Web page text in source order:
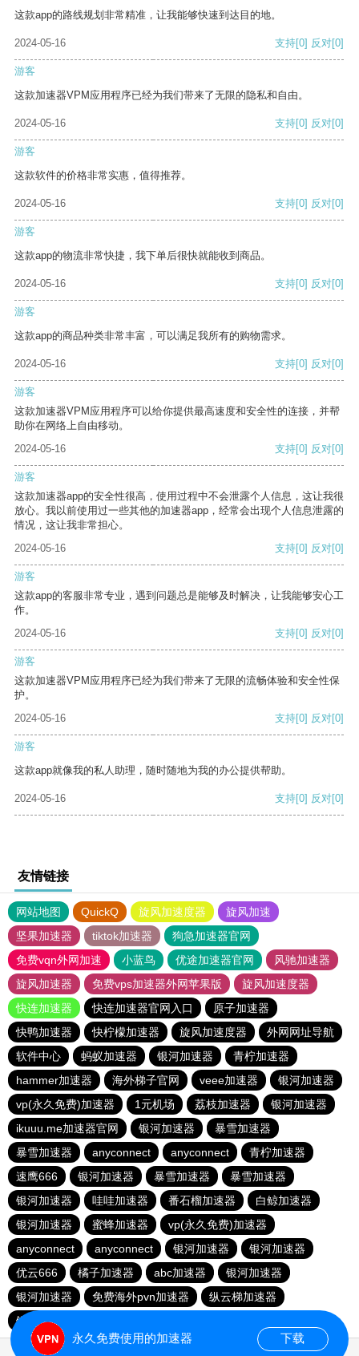
这款app的路线规划非常精准，让我能够快速到达目的地。
2024-05-16 支持[0] 反对[0]
游客
这款加速器VPM应用程序已经为我们带来了无限的隐私和自由。
2024-05-16 支持[0] 反对[0]
游客
这款软件的价格非常实惠，值得推荐。
2024-05-16 支持[0] 反对[0]
游客
这款app的物流非常快捷，我下单后很快就能收到商品。
2024-05-16 支持[0] 反对[0]
游客
这款app的商品种类非常丰富，可以满足我所有的购物需求。
2024-05-16 支持[0] 反对[0]
游客
这款加速器VPM应用程序可以给你提供最高速度和安全性的连接，并帮
助你在网络上自由移动。
2024-05-16
支持[0] 反对[0]
游客
这款加速器app的安全性很高，使用过程中不会泄露个人信息，这让我很
放心。我以前使用过一些其他的加速器app，经常会出现个人信息泄露的
情况，这让我非常担心。
2024-05-16
支持[0] 反对[0]
游客
这款app的客服非常专业，遇到问题总是能够及时解决，让我能够安心工
作。
2024-05-16
支持[0] 反对[0]
游客
这款加速器VPM应用程序已经为我们带来了无限的流畅体验和安全性保
护。
2024-05-16
支持[0] 反对[0]
游客
这款app就像我的私人助理，随时随地为我的办公提供帮助。
2024-05-16 支持[0] 反对[0]
友情链接
网站地图 QuickQ 旋风加速度器
旋风加速
坚果加速器
tiktok加速器
狗急加速器官网
免费vqn外网加速
小蓝鸟 优途加速器官网
风驰加速器
旋风加速器
免费vps加速器外网苹果版
旋风加速度器
快连加速器
快连加速器官网入口
原子加速器
快鸭加速器
快柠檬加速器 旋风加速度器
外网网址导航
软件中心
蚂蚁加速器 银河加速器
青柠加速器
hammer加速器
海外梯子官网 veee加速器
银河加速器
vp(永久免费)加速器
1元机场 荔枝加速器
银河加速器
ikuuu.me加速器官网
银河加速器
暴雪加速器
暴雪加速器
anyconnect anyconnect
青柠加速器
速鹰666
银河加速器 暴雪加速器
暴雪加速器
银河加速器
哇哇加速器 番石榴加速器
白鲸加速器
银河加速器
蜜蜂加速器
vp(永久免费)加速器
anyconnect
anyconnect 银河加速器
银河加速器
优云666
橘子加速器 abc加速器
银河加速器
银河加速器
免费海外pvn加速器
纵云梯加速器
银河加速器
永久免费使用的加速器 下载